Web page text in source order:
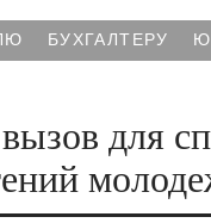
БУХГАЛТЕРУ
для